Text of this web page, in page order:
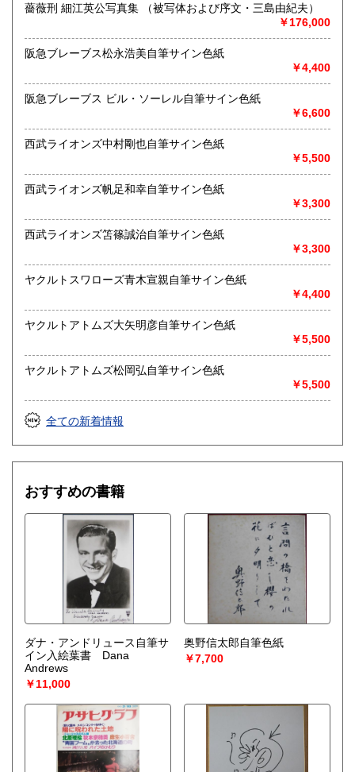
書籍の買取について
色紙・掛軸・書簡・原稿・芸能人のサインなどの肉筆類、野
球をはじめスポーツ関連の書籍やユニホーム・バット・グロ
ーブなどの実使用品・記念品を専門的に扱っています。
取り扱い分野
薔薇刑 細江英公写真集 （被写体および序文・三島由紀夫）
￥176,000
阪急ブレーブス松永浩美自筆サイン色紙
￥4,400
阪急ブレーブス ビル・ソーレル自筆サイン色紙
￥6,600
西武ライオンズ中村剛也自筆サイン色紙
￥5,500
西武ライオンズ帆足和幸自筆サイン色紙
￥3,300
西武ライオンズ笘篠誠治自筆サイン色紙
￥3,300
ヤクルトスワローズ青木宣親自筆サイン色紙
￥4,400
ヤクルトアトムズ大矢明彦自筆サイン色紙
￥5,500
ヤクルトアトムズ松岡弘自筆サイン色紙
￥5,500
全ての新着情報
おすすめの書籍
ダナ・アンドリュース自筆サ
イン入絵葉書 Dana
Andrews
￥11,000
奥野信太郎自筆色紙
￥7,700